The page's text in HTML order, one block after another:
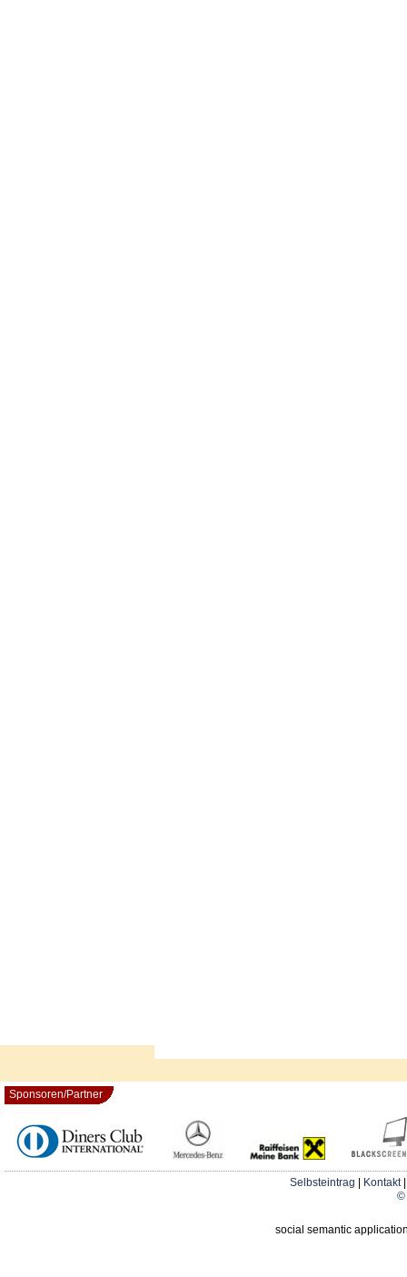
Sponsoren/Partner
Selbsteintrag Kontakt
©
social semantic